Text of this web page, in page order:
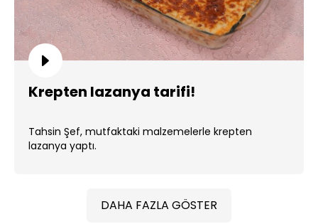
Krepten lazanya tarifi!
Tahsin Şef, mutfaktaki malzemelerle krepten
lazanya yaptı.
DAHA FAZLA GÖSTER